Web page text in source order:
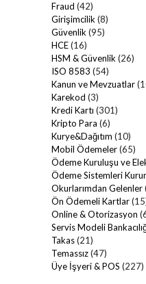
Fraud (42)
Girişimcilik(8)
Güvenlik(95)
HCE(16)
HSM & Güvenlik(26)
ISO 8583 (54)
Kanun ve Mevzuatlar
Karekod (3)
Kredi Kartı (301)
Kripto Para (6)
Kurye&Dağıtım (10)
Mobil Ödemeler(65)
Ödeme Kuruluşu ve
Ödeme Sistemleri
Okurlarımdan Gelenler
Ön Ödemeli Kartlar
Online & Otorizasyon
Servis Modeli
Takas(21)
Temassız(47)
Üye İşyeri & POS (227)